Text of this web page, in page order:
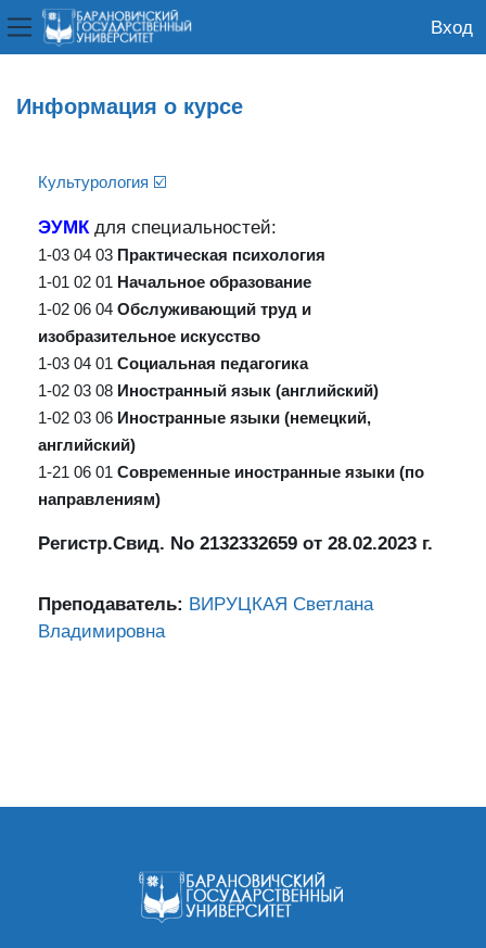
Боковая панель
Вход
Информация о курсе
Культурология ☑️
ЭУМКдля специальностей:
1-03 04 03 Практическая психология
1-01 02 01 Начальное образование
1-02 06 04 Обслуживающий труд и
изобразительное искусство
1-03 04 01 Социальная педагогика
1-02 03 08 Иностранный язык (английский)
1-02 03 06 Иностранные языки (немецкий,
английский)
1-21 06 01 Современные иностранные языки (по
направлениям)
Регистр.Свид. No 2132332659 от 28.02.2023 г.
Преподаватель: ВИРУЦКАЯ Светлана
Владимировна